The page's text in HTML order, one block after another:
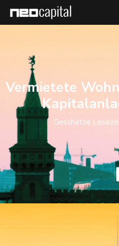
Vermietete
Geschätze